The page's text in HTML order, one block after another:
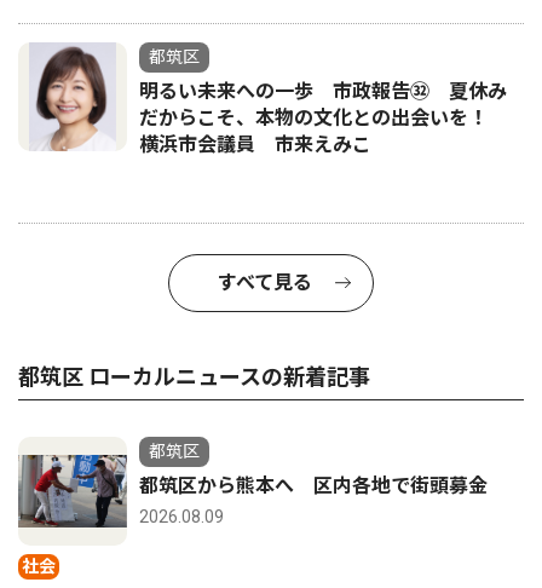
都筑区
明るい未来への一歩 市政報告㉜ 夏休み
だからこそ、本物の文化との出会いを！
横浜市会議員 市来えみこ
すべて見る
都筑区 ローカルニュースの新着記事
社会
都筑区
都筑区から熊本へ 区内各地で街頭募金
2026.08.09